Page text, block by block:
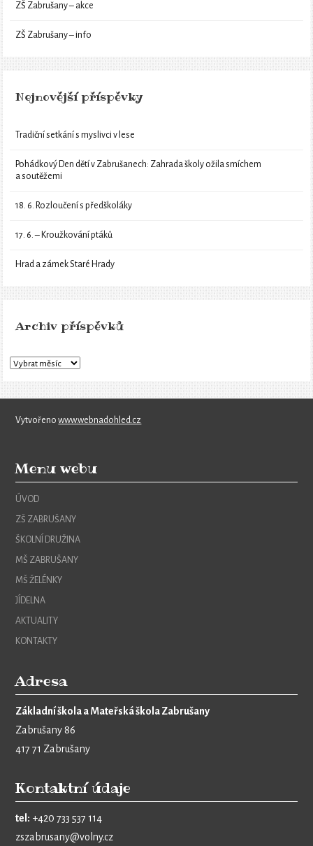
ZŠ Zabrušany – akce
ZŠ Zabrušany – info
Nejnovější příspěvky
Tradiční setkání s myslivci v lese
Pohádkový Den dětí v Zabrušanech: Zahrada školy ožila smíchem
a soutěžemi
18. 6. Rozloučení s předškoláky
17. 6. – Kroužkování ptáků
Hrad a zámek Staré Hrady
Archiv příspěvků
Vytvořenowww.webnadohled.cz
Menu webu
ÚVOD
ZŠ ZABRUŠANY
ŠKOLNÍ DRUŽINA
MŠ ZABRUŠANY
MŠ ŽELÉNKY
JÍDELNA
AKTUALITY
KONTAKTY
Adresa
Základní škola a Mateřská škola Zabrušany
Zabrušany 86
417 71 Zabrušany
Kontaktní údaje
tel: +420 733 537 114
zszabrusany@volny.cz